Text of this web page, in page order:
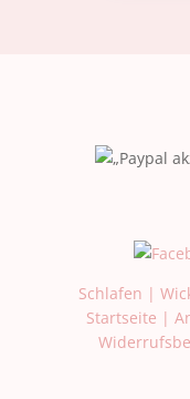
Schlafen |
Startseite |